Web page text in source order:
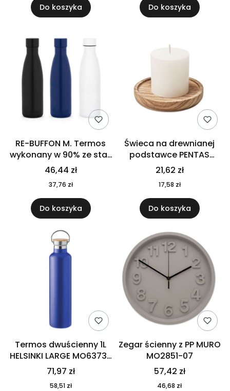
Do koszyka Do koszyka
RE-BUFFON M. Termos
wykonany w 90% ze stali
nierdzewnej
pochodzącej z
recyklingu 520 ml 94294
46,44 zł
37,76 zł
Do koszyka
Świeca na drewnianej
podstawce PENTAS
MO6282-40
21,62 zł
17,58 zł
Do koszyka
Termos dwuścienny 1L
HELSINKI LARGE MO6373-
04
71,97 zł
58,51 zł
Zegar ścienny z PP MURO
MO2851-07
57,42 zł
46,68 zł